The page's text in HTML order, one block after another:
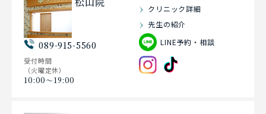
089-915-5560
受付時間
（火曜定休）
10:00〜19:00
クリニック詳細
先生の紹介
LINE予約・相談